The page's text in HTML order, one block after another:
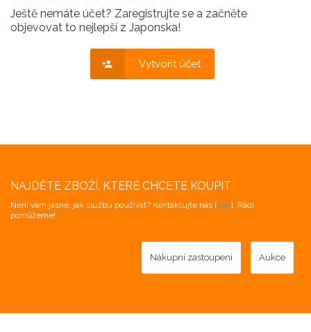
Ještě nemáte účet? Zaregistrujte se a začněte
objevovat to nejlepší z Japonska!
Vytvořit účet
NAJDĚTE ZBOŽÍ, KTERÉ CHCETE KOUPIT
Není vám jasné, jak službu používat? Kontaktujte nás [zde]. Rádi
pomůžeme!
Nákupní zastoupení Aukce